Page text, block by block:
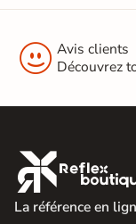
 Avis clients
Découvrez
La référence en